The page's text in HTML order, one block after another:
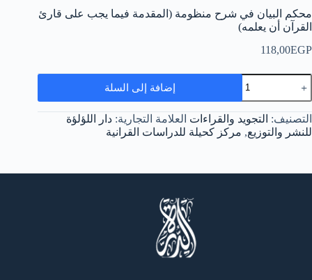
محكم البيان في شرح منظومة (المقدمة فيما يجب على قارئ
القرآن أن يعلمه)
118,00EGP
كمية
محكم
البيان
في
شرح
منظومة
إضافة إلى السلة
التصنيف: التجويد والقراءات العلامة التجارية: دار اللؤلؤة
للنشر والتوزيع, مركز كحيلة للدراسات القرانية